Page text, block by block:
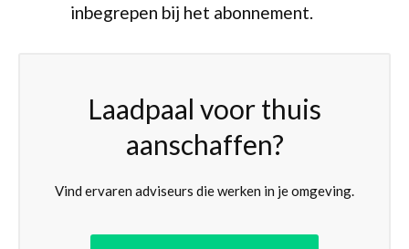
inbegrepen bij het abonnement.
Laadpaal voor thuis
aanschaffen?
Vind ervaren adviseurs die werken in je omgeving.